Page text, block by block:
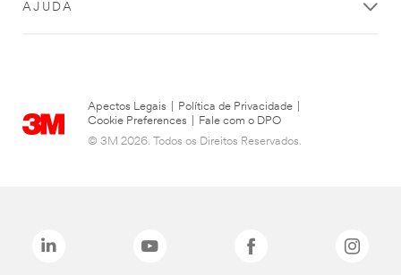
AJUDA
Apectos Legais Política de Privacidade
Cookie Preferences
Fale com o DPO
© 3M 2026. Todos os Direitos Reservados.